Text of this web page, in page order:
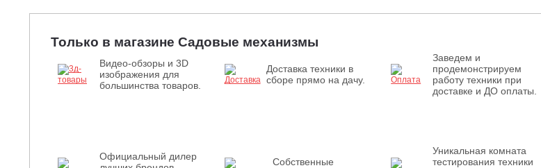
Только в магазине Садовые механизмы
Видео-обзоры и 3D
изображения для
большинства товаров.
Доставка техники в
сборе прямо на дачу.
Заведем и
продемонстрируем
работу техники при
доставке и ДО оплаты.
Официальный дилер
Собственные
Уникальная комната
тестирования техники